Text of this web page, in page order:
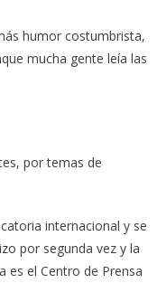
humor costumbrista,
mucha gente leía las
por temas de
internacional y se
por segunda vez y la
es el Centro de Prensa